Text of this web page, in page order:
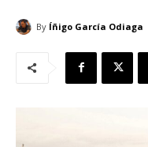
By Íñigo García Odiaga